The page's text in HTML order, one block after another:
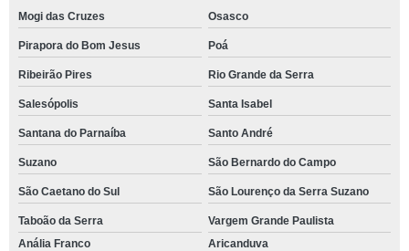
Mogi das Cruzes Osasco
Pirapora do Bom Jesus Poá
Ribeirão Pires Rio Grande da Serra
Salesópolis Santa Isabel
Santana do Parnaíba Santo André
Suzano São Bernardo do Campo
São Caetano do Sul São Lourenço da Serra Suzano
Taboão da Serra
Vargem Grande Paulista
Anália Franco
Aricanduva